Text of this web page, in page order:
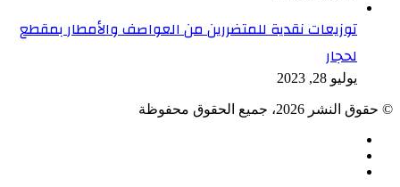
توزيعات نقدية للمتضررين من العواصف والأمطار بمقطع
لحجار
يوليو 28, 2023
© حقوق النشر 2026، جميع الحقوق محفوظة